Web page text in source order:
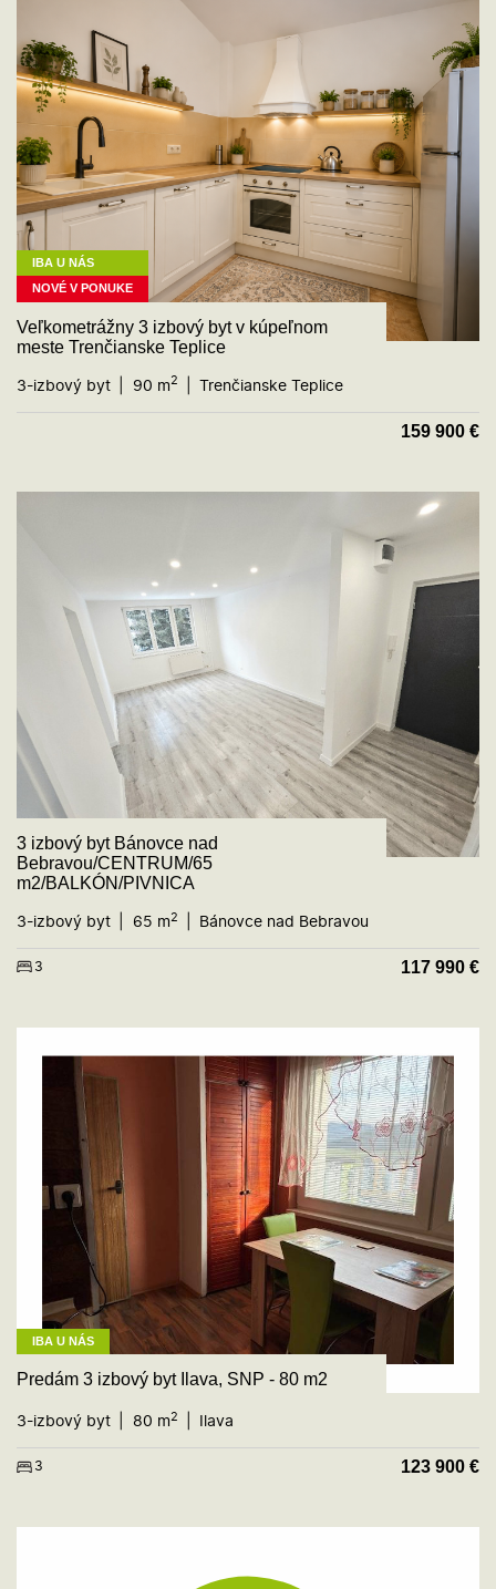
IBA U NÁS
NOVÉ V PONUKE
Veľkometrážny 3 izbový byt v kúpeľnom
meste Trenčianske Teplice
3-izbový byt
90 m2 Trenčianske Teplice
159 900 €
3 izbový byt Bánovce nad
Bebravou/CENTRUM/65
m2/BALKÓN/PIVNICA
3-izbový byt
65 m2 Bánovce nad Bebravou
3 117 990 €
IBA U NÁS
Predám 3 izbový byt Ilava, SNP - 80 m2
3-izbový byt 80 m2 Ilava
3 123 900 €